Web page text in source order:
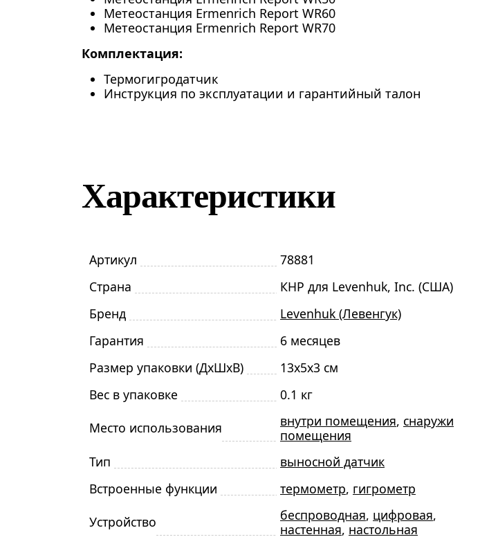
Метеостанция Ermenrich Report WR60
Метеостанция Ermenrich Report WR70
Комплектация:
Термогигродатчик
Инструкция по эксплуатации и гарантийный талон
Характеристики
Артикул
78881
Страна
КНР для Levenhuk, Inc. (США)
Бренд
Levenhuk (Левенгук)
Гарантия
6 месяцев
Размер упаковки (ДxШxВ)
13x5x3 см
Вес в упаковке
0.1 кг
Место использования
внутри помещения, снаружи
помещения
Тип
выносной датчик
Встроенные функции
термометр, гигрометр
Устройство
беспроводная, цифровая,
настенная, настольная